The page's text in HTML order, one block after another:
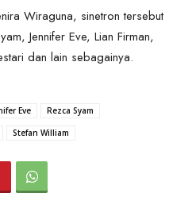
Wiraguna, sinetron tersebut
Jennifer Eve, Lian Firman,
dan lain sebagainya.
Eve
Rezca Syam
Stefan William